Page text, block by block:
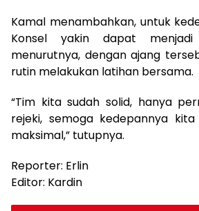
Kamal menambahkan, untuk
Konsel yakin dapat
menurutnya, dengan ajang
rutin melakukan latihan bersama.
“Tim kita sudah solid, hanya
rejeki, semoga kedepannya
maksimal,” tutupnya.
Reporter: Erlin
Editor: Kardin